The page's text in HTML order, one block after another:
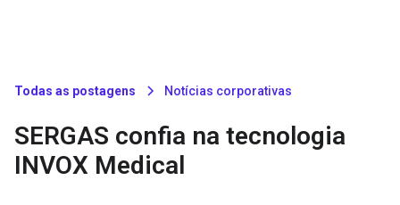
Todas as postagens Notícias corporativas
SERGAS confia na tecnologia
INVOX Medical